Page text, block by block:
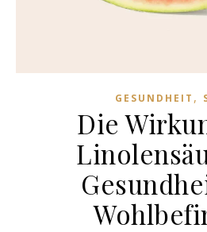
GESUNDHEIT ,
Die